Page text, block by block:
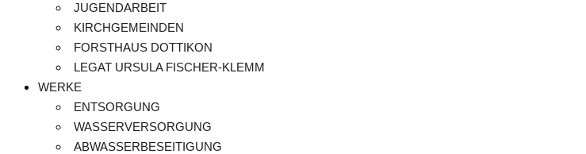
JUGENDARBEIT
KIRCHGEMEINDEN
FORSTHAUS DOTTIKON
LEGAT URSULA FISCHER-KLEMM
WERKE
ENTSORGUNG
WASSERVERSORGUNG
ABWASSERBESEITIGUNG